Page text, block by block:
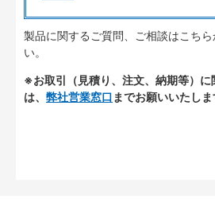
製品に関するご質問、ご相談はこち
い。
※お取引（見積り、注文、納期等）に
は、 弊社営業窓口 までお願いいたしま